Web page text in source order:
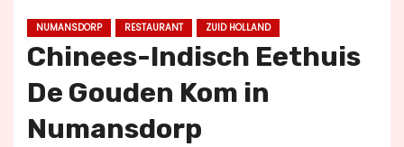
NUMANSDORP RESTAURANT ZUID HOLLAND
Chinees-Indisch Eethuis
De Gouden Kom in
Numansdorp